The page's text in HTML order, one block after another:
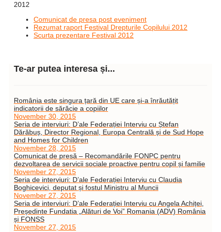
2012
Comunicat de presa post eveniment
Rezumat raport Festival Drepturile Copilului 2012
Scurta prezentare Festival 2012
Te-ar putea interesa și...
România este singura țară din UE care și-a înrăutățit
indicatorii de sărăcie a copiilor
November 30, 2015
Seria de interviuri: D’ale Federației Interviu cu Ștefan
Dărăbuș, Director Regional, Europa Centrală și de Sud Hope
and Homes for Children
November 28, 2015
Comunicat de presă – Recomandările FONPC pentru
dezvoltarea de servicii sociale proactive pentru copil și familie
November 27, 2015
Seria de interviuri: D’ale Federației Interviu cu Claudia
Boghicevici, deputat și fostul Ministru al Muncii
November 27, 2015
Seria de interviuri: D’ale Federației Interviu cu Angela Achiței,
Președinte Fundatia „Alături de Voi” Romania (ADV) România
și FONSS
November 27, 2015